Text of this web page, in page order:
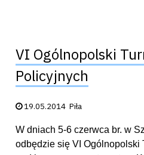
VI Ogólnopolski
Policyjnych
Data publikacji:
19.05.2014Piła
W dniach 5-6 czerwca br. w
odbędzie się VI Ogólnopolski